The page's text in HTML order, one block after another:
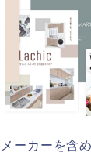
ーカーを含